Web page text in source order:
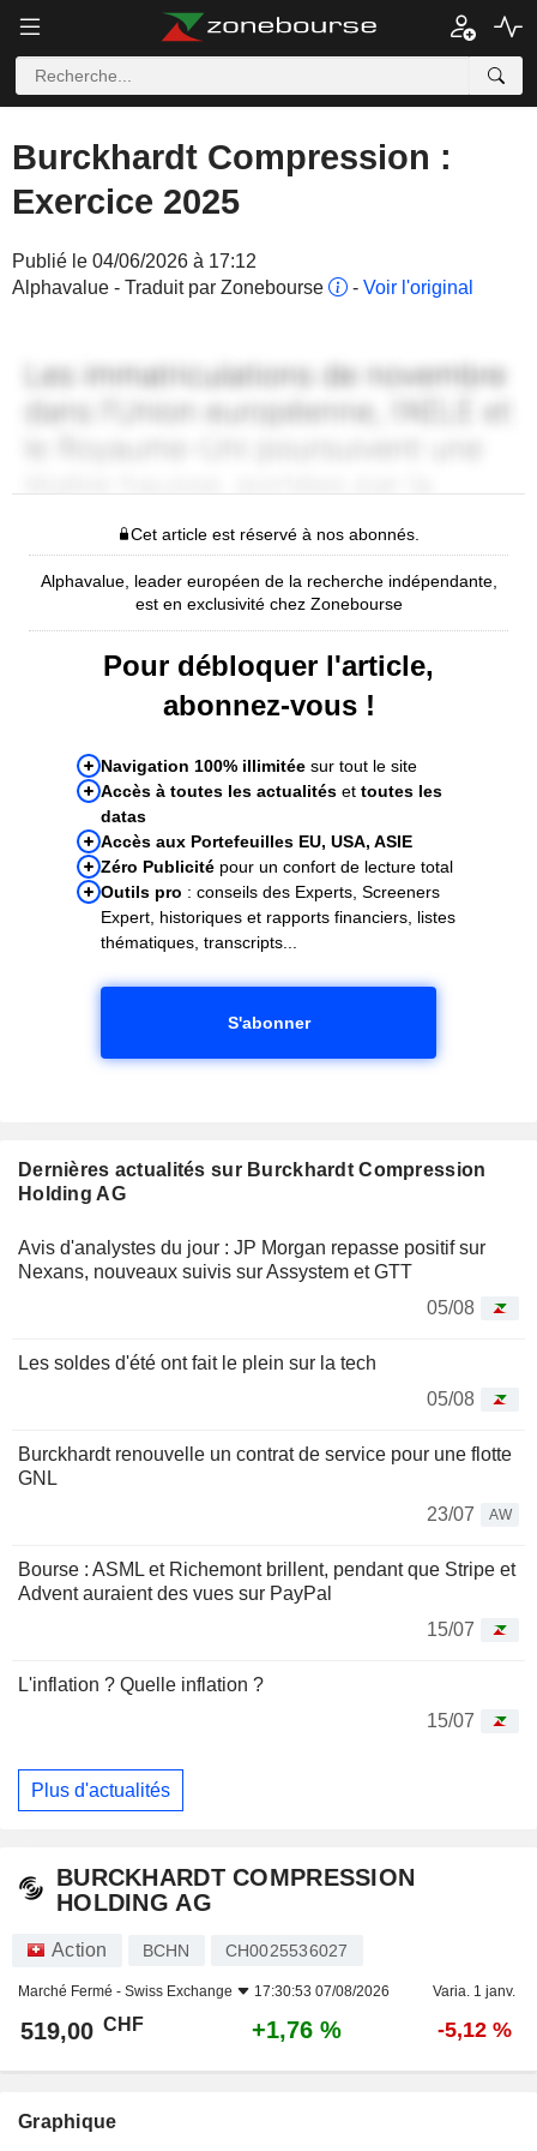
Burckhardt Compression :
Exercice 2025
Publié le 04/06/2026 à 17:12
Alphavalue - Traduit par Zonebourse
- Voir l'original
Cet article est réservé à nos abonnés.
Alphavalue, leader européen de la recherche indépendante,
est en exclusivité chez Zonebourse
Pour débloquer l'article,
abonnez-vous !
Navigation 100% illimitée sur tout le site
Accès à toutes les actualités et toutes les
datas
Accès aux Portefeuilles EU, USA, ASIE
Zéro Publicité pour un confort de lecture total
Outils pro : conseils des Experts, Screeners
Expert, historiques et rapports financiers, listes
thématiques, transcripts...
S'abonner
Dernières actualités sur Burckhardt Compression
Holding AG
Avis d'analystes du jour : JP Morgan repasse positif sur
Nexans, nouveaux suivis sur Assystem et GTT
05/08
Les soldes d'été ont fait le plein sur la tech
05/08
Burckhardt renouvelle un contrat de service pour une flotte
GNL
23/07
AW
Bourse : ASML et Richemont brillent, pendant que Stripe et
Advent auraient des vues sur PayPal
15/07
L'inflation ? Quelle inflation ?
15/07
Plus d'actualités
BURCKHARDT COMPRESSION
HOLDING AG
Action BCHN CH0025536027
Marché Fermé - Swiss Exchange 17:30:53 07/08/2026 Varia. 1 janv.
519,00 CHF +1,76 % -5,12 %
Graphique